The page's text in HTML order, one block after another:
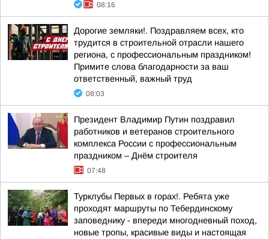
08:16
Дорогие земляки!. Поздравляем всех, кто
трудится в строительной отрасли нашего
региона, с профессиональным праздником!
Примите слова благодарности за ваш
ответственный, важный труд
08:03
Президент Владимир Путин поздравил
работников и ветеранов строительного
комплекса России с профессиональным
праздником – Днём строителя
07:48
Турклубы Первых в горах!. Ребята уже
проходят маршруты по Тебердинскому
заповеднику - впереди многодневный поход,
новые тропы, красивые виды и настоящая